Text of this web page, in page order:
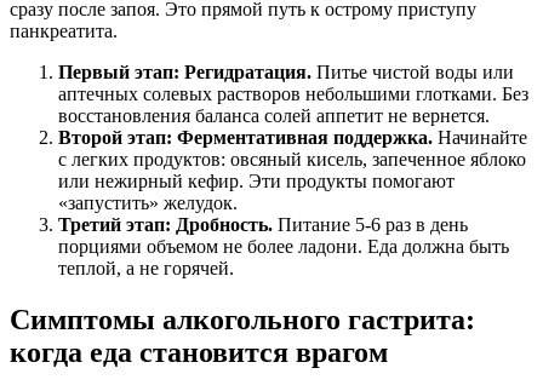
сразу после запоя. Это прямой путь к острому приступу
панкреатита.
Первый этап: Регидратация. Питье чистой воды или
аптечных солевых растворов небольшими глотками. Без
восстановления баланса солей аппетит не вернется.
Второй этап: Ферментативная поддержка. Начинайте
с легких продуктов: овсяный кисель, запеченное яблоко
или нежирный кефир. Эти продукты помогают
«запустить» желудок.
Третий этап: Дробность. Питание 5-6 раз в день
порциями объемом не более ладони. Еда должна быть
теплой, а не горячей.
Симптомы алкогольного гастрита:
когда еда становится врагом